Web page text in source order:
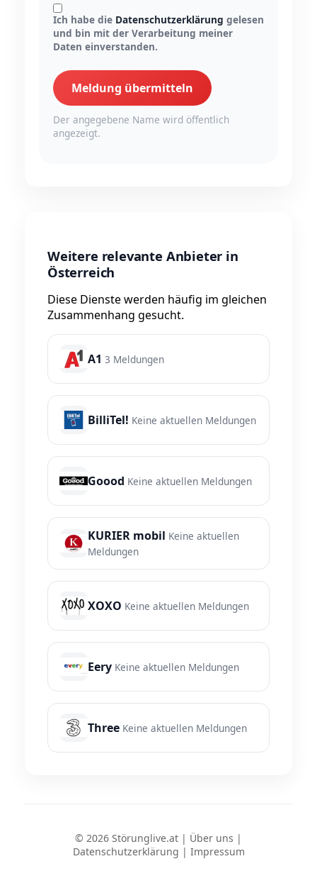
Ich habe die Datenschutzerklärung gelesen
und bin mit der Verarbeitung meiner
Daten einverstanden.
Meldung übermitteln
Der angegebene Name wird öffentlich
angezeigt.
Weitere relevante Anbieter in
Österreich
Diese Dienste werden häufig im gleichen
Zusammenhang gesucht.
A1 3 Meldungen
BilliTel! Keine aktuellen Meldungen
Goood Keine aktuellen Meldungen
KURIER mobil Keine aktuellen
Meldungen
XOXO Keine aktuellen Meldungen
Eery Keine aktuellen Meldungen
Three Keine aktuellen Meldungen
© 2026 Störunglive.at | Über uns |
Datenschutzerklärung | Impressum